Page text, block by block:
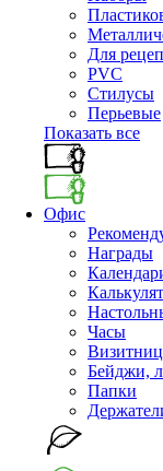
Для
PVC
Стилусы
Перьевые
Показать все
Офис
Награды
Часы
Бейджи,
Папки